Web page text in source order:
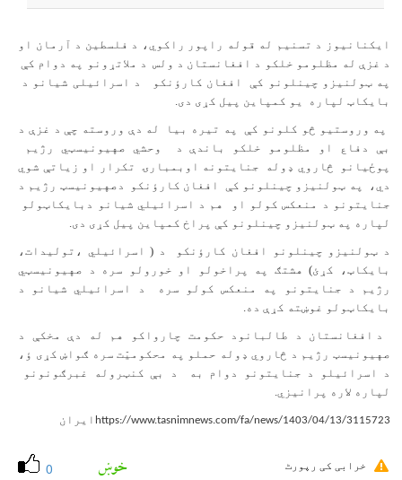
ایکنانیوز د تسنیم له قوله راپور راکوي، د فلسطین د آرمان او
د غزې له مظلومو خلکو د افغانستان د ولس د ملاتړونو په دوام کې
په ټولنیزو چینلونو کې
افغان کارؤنکو
د اسرائيلی شیانو د
بایکاټ لپاره
یو کمپاین پیل کړی دی.
په وروستیو څو کلونو کې په تیره بیا
له دې وروسته چې د غزې د
بې دفاع او مظلومو خلکو باندې د
وحشي صهیونیسټي رژيم
پوځيانو
څاروي ډوله جنایتونه اوبمبارۍ
تکرار او زیاتې شوي
دي،
په ټولنیزو چینلونو کې افغان کارؤنکو
دصهیونیسټ رژيم د
جنایتونو د منعکس کولو او
هم د اسرائیلي شیانو دبایکاټولو
لپاره په ټولنیزو چینلونو کې پراخ کمپاین پیل کړی دی.
د ټولنیزو چینلونو افغان کارؤنکو
د ( اسرائيلي ،تولیدات،
بایکاټ، کړئ) هشتګ په پراخولو او خورولو سره د صهیونیسټي
رژيم د جنایتونو په منعکس کولو سره
د اسرائیلي شیانو د
بایکاټولو غوښته کړې ده.
د افغانستان د طالبانود حکومت چارواکو هم له دې مخکې د
صهیونیسټ رژيم د څاروي ډوله حملو په محکومیّت سره ګواښ کړی ؤ،
د اسرائيلو د جنایتونو دوام به
د بې کنټروله غبرګونونو
لپاره لاره پرانیزي.
https://www.tasnimnews.com/fa/news/1403/04/13/3115723 ایران
0 خوښ خرابی کی رپورٹ